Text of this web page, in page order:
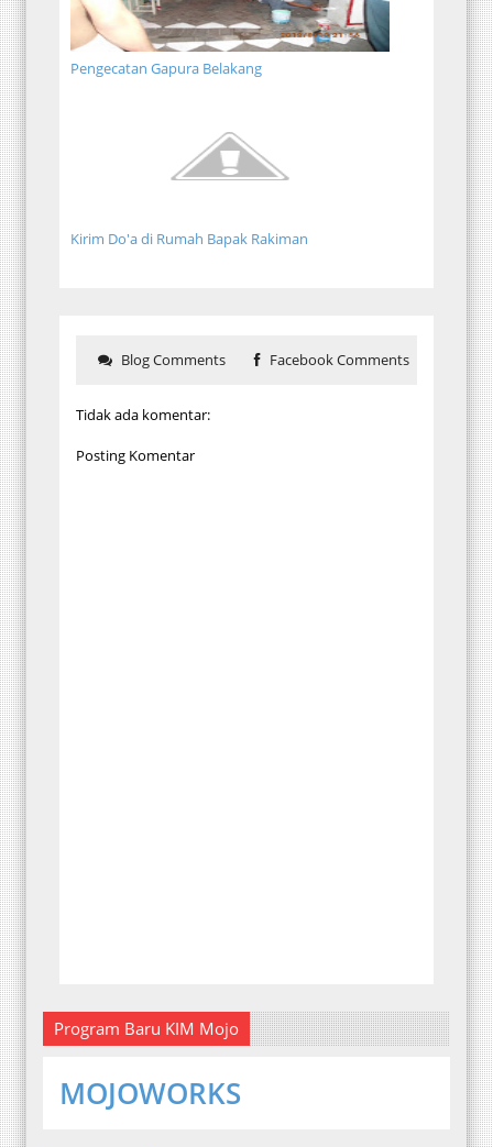
Pengecatan Gapura Belakang
Kirim Do'a di Rumah Bapak Rakiman
Blog Comments Facebook Comments
Tidak ada komentar:
Posting Komentar
Program Baru KIM Mojo
MOJOWORKS